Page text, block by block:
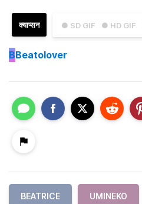
● SD GIF ● HD GIF
क्याप्सन
BBeatolover
BEATRICE UMINEKO